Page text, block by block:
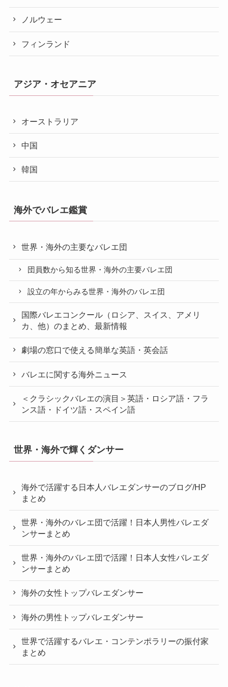
ノルウェー
フィンランド
アジア・オセアニア
オーストラリア
中国
韓国
海外でバレエ鑑賞
世界・海外の主要なバレエ団
団員数から知る世界・海外の主要バレエ団
設立の年からみる世界・海外のバレエ団
国際バレエコンクール（ロシア、スイス、アメリ
カ、他）のまとめ、最新情報
劇場の窓口で使える簡単な英語・英会話
バレエに関する海外ニュース
＜クラシックバレエの演目＞英語・ロシア語・フラ
ンス語・ドイツ語・スペイン語
世界・海外で輝くダンサー
海外で活躍する日本人バレエダンサーのブログ/HP
まとめ
世界・海外のバレエ団で活躍！日本人男性バレエダ
ンサーまとめ
世界・海外のバレエ団で活躍！日本人女性バレエダ
ンサーまとめ
海外の女性トップバレエダンサー
海外の男性トップバレエダンサー
世界で活躍するバレエ・コンテンポラリーの振付家
まとめ